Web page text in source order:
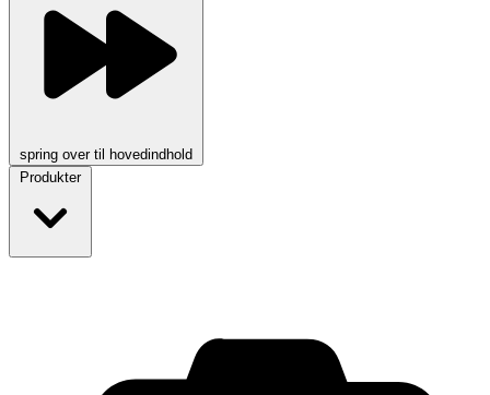
spring over til hovedindhold
Produkter